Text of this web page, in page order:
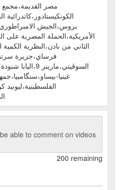
مصر القديمة،مجمع
بروس،الجيش الامبراطوري
الأمريكية،الحملة المصرية
الثاني من بادن،النظرية
غينيا-
الفلسطينية،ليونيد
able to comment on videos
200 remaining